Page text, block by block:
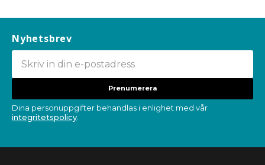
Nyhetsbrev
Prenumerera
Dina personuppgifter behandlas i enlighet med vår
integritetspolicy